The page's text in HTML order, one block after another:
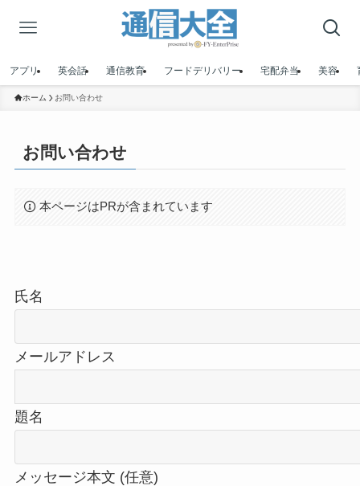
アプリ 英会話 通信教育 フードデリバリー 宅配弁当 美容
ホーム お問い合わせ
お問い合わせ
本ページはPRが含まれています
氏名
メールアドレス
題名
メッセージ本文 (任意)